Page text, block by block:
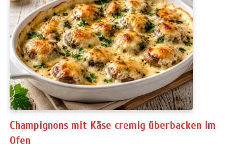
Champignons mit Käse cremig überbacken im
Ofen